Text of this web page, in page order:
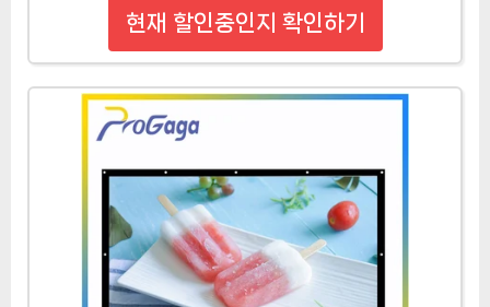
현재 할인중인지 확인하기